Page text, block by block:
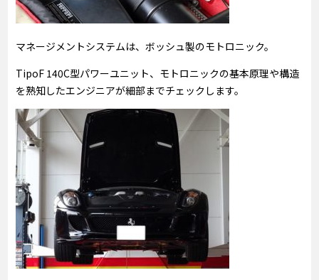
マネージメントシステムは、ボッシュ製のモトロニック。
TipoF 140C型パワーユニット、モトロニックの基本原理や構造
を熟知したエンジニアが細部までチェックします。